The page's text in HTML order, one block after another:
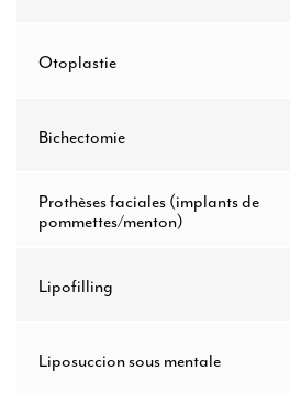
Otoplastie
Bichectomie
Prothèses faciales (implants de
pommettes/menton)
Lipofilling
Liposuccion sous mentale